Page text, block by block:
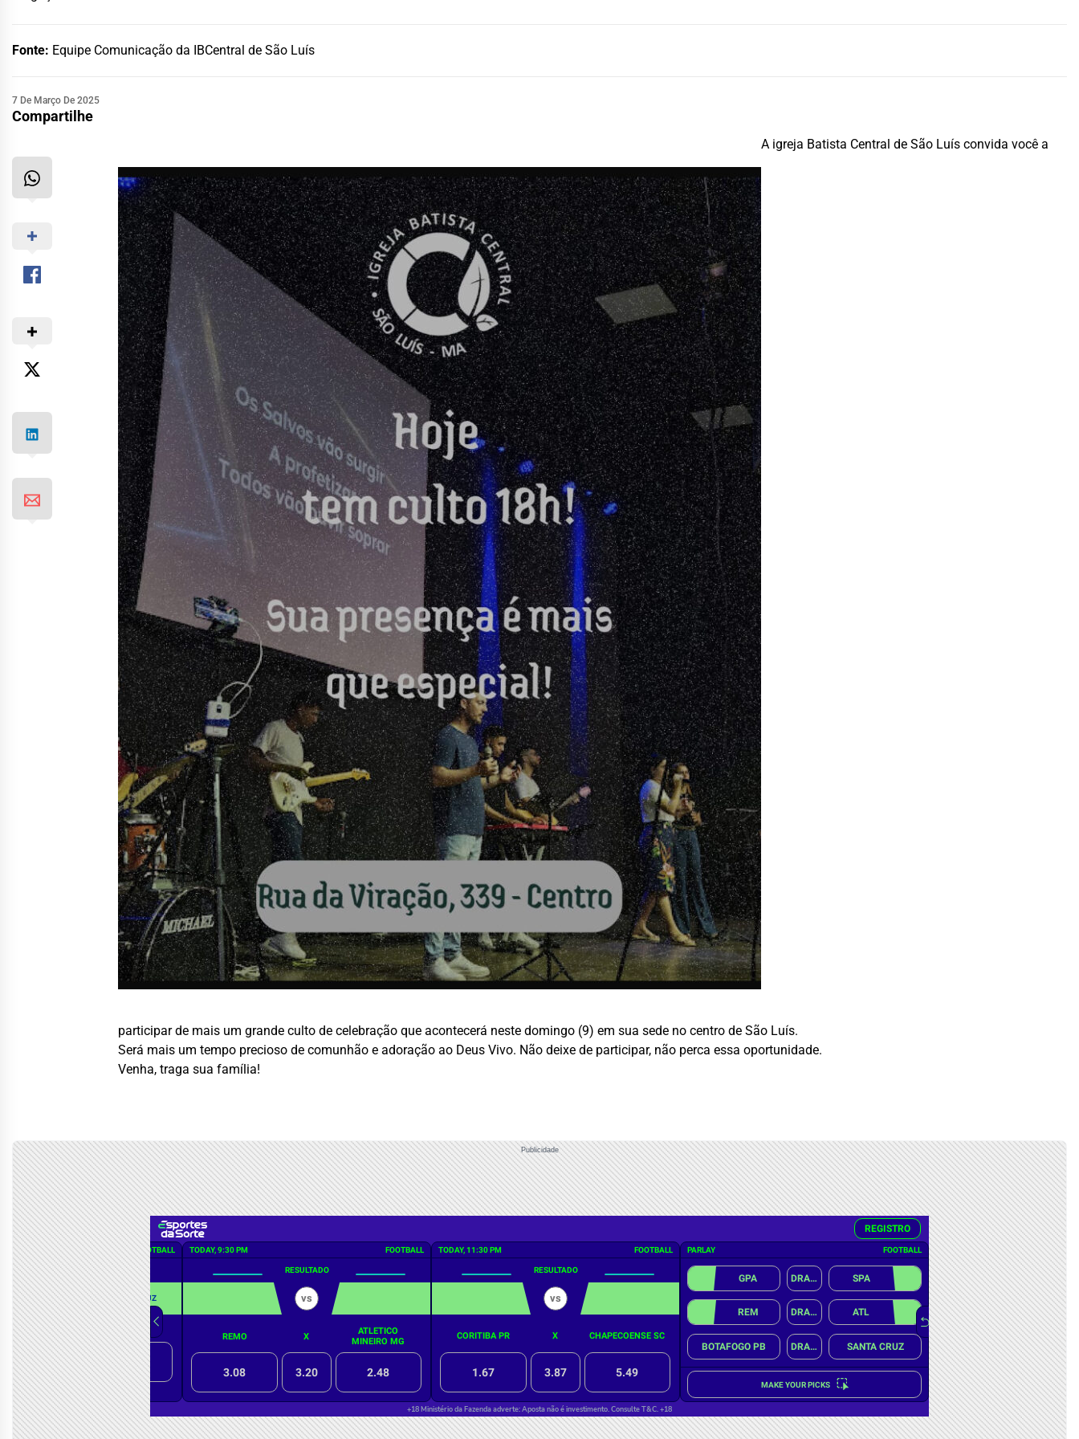
Fonte: Equipe Comunicação da IBCentral de São Luís
7 De Março De 2025
Compartilhe
A igreja Batista Central de São Luís convida você a
participar de mais um grande culto de celebração que acontecerá neste domingo (9) em sua sede no centro de São Luís.
Será mais um tempo precioso de comunhão e adoração ao Deus Vivo. Não deixe de participar, não perca essa oportunidade.
Venha, traga sua família!
Publicidade